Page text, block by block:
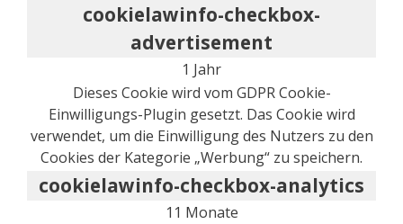
cookielawinfo-checkbox-
advertisement
1 Jahr
Dieses Cookie wird vom GDPR Cookie-
Einwilligungs-Plugin gesetzt. Das Cookie wird
verwendet, um die Einwilligung des Nutzers zu den
Cookies der Kategorie „Werbung“ zu speichern.
cookielawinfo-checkbox-analytics
11 Monate